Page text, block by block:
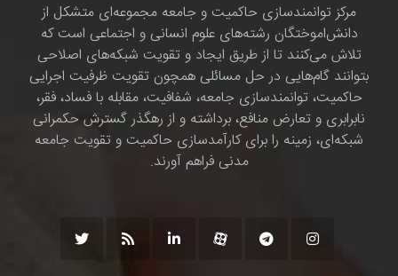
مرکز توانمندسازی حاکمیت و جامعه مجموعه‌ای متشکل از
دانش‌اموختگان رشته‌های علوم انسانی و اجتماعی است که
تلاش می‌کنند تا از طریق ایجاد و تقویت شبکه‌های اصلاحی
بتوانند گام‌هایی در حل مسائلی همچون تقویت ظرفیت اجرایی
حاکمیت، توانمندسازی جامعه، شفافیت، مقابله با فساد، فقر،
نابرابری و تعارض منافع، برداشته و از رهگذر گسترش حکمرانی
شبکه‌ای، زمینه را برای کارآمدسازی حاکمیت و تقویت جامعه
مدنی فراهم آورند.